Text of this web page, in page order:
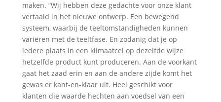
maken. “Wij hebben deze gedachte voor onze klant
vertaald in het nieuwe ontwerp. Een bewegend
systeem, waarbij de teeltomstandigheden kunnen
variëren met de teeltfase. En zodanig dat je op
iedere plaats in een klimaatcel op dezelfde wijze
hetzelfde product kunt produceren. Aan de voorkant
gaat het zaad erin en aan de andere zijde komt het
gewas er kant-en-klaar uit. Heel geschikt voor
klanten die waarde hechten aan voedsel van een